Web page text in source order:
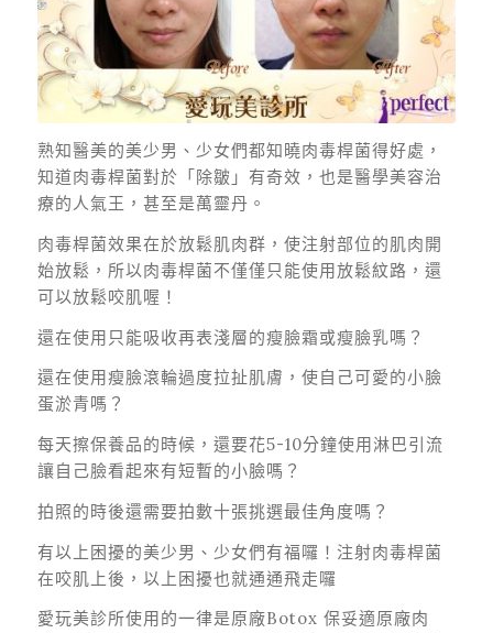
熟知醫美的美少男、少女們都知曉肉毒桿菌得好處，
知道肉毒桿菌對於「除皺」有奇效，也是醫學美容治
療的人氣王，甚至是萬靈丹。
肉毒桿菌效果在於放鬆肌肉群，使注射部位的肌肉開
始放鬆，所以肉毒桿菌不僅僅只能使用放鬆紋路，還
可以放鬆咬肌喔！
還在使用只能吸收再表淺層的瘦臉霜或瘦臉乳嗎？
還在使用瘦臉滾輪過度拉扯肌膚，使自己可愛的小臉
蛋淤青嗎？
每天擦保養品的時候，還要花5-10分鐘使用淋巴引流
讓自己臉看起來有短暫的小臉嗎？
拍照的時後還需要拍數十張挑選最佳角度嗎？
有以上困擾的美少男、少女們有福囉！注射肉毒桿菌
在咬肌上後，以上困擾也就通通飛走囉
愛玩美診所使用的一律是原廠Botox 保妥適原廠肉